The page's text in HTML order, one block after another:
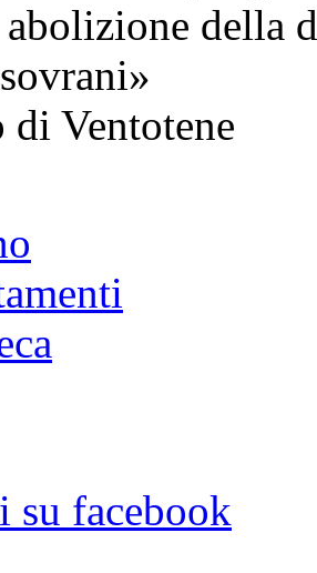
della
Ventotene
su facebook